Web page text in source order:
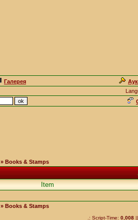
Галерея
» Books & Stamps
Item
» Books & Stamps
.: Script-Time: 0,008||